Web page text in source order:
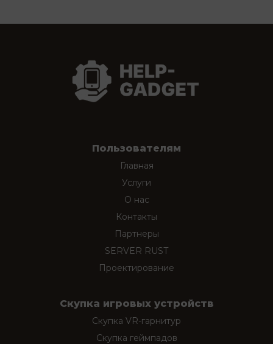
Пользователям
Главная
Услуги
О нас
Контакты
Партнеры
SERVER RUST
Проектирование
Скупка игровых устройств
Скупка VR-гарнитур
Скупка геймпадов